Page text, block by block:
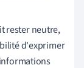
rester neutre,
d'exprimer